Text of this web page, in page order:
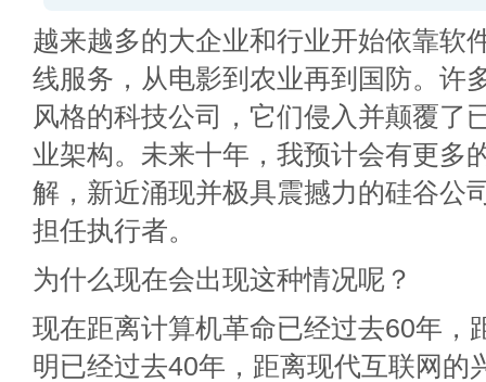
越来越多的大企业和行业开始依靠软
线服务，从电影到农业再到国防。许
风格的科技公司，它们侵入并颠覆了
业架构。未来十年，我预计会有更多
解，新近涌现并极具震撼力的硅谷公
担任执行者。
为什么现在会出现这种情况呢？
现在距离计算机革命已经过去60年，
明已经过去40年，距离现代互联网的